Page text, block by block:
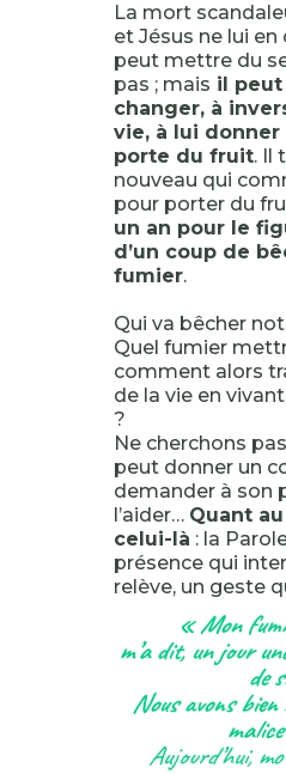
La mort
et Jésus ne lui en
peut mettre du
pas ; mais il peut
changer, à
vie, à lui donner
porte du fruit. Il
nouveau qui
pour porter du
un an pour le
d’un coup de
fumier.
Qui va bêcher
Quel fumier
comment alors
de la vie en
?
Ne cherchons
peut donner un
demander à son
l’aider… Quant
celui-là : la
présence qui
relève, un geste
« Mon
m’a dit, un jour
de
Nous avons bien
Aujourd’hui,